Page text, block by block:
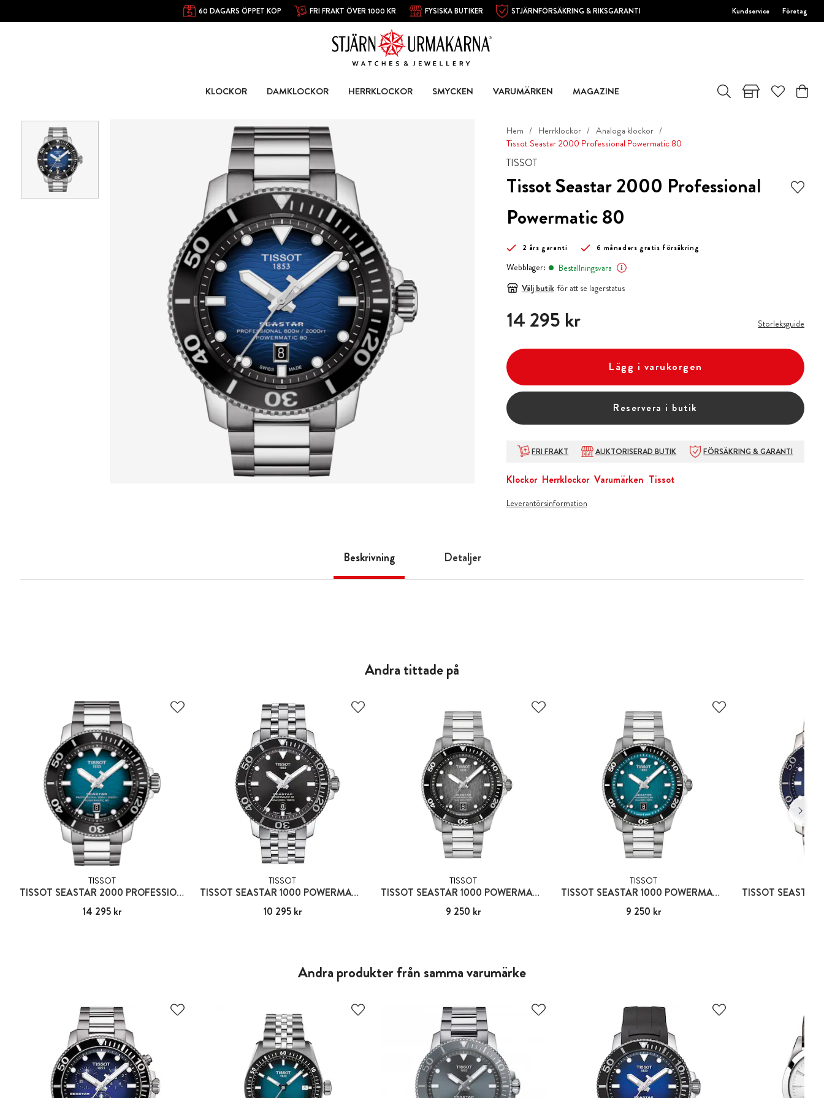
60 DAGARS ÖPPET KÖP FRI FRAKT ÖVER 1000 KR FYSISKA BUTIKER STJÄRNFÖRSÄKRING & RIKSGARANTI Kundservice Företag
KLOCKOR DAMKLOCKOR HERRKLOCKOR SMYCKEN VARUMÄRKEN MAGAZINE
Hem Herrklockor
Analoga klockor
Tissot Seastar 2000 Professional Powermatic 80
TISSOT
Tissot Seastar 2000 Professional
Powermatic 80
2 års garanti 6 månaders gratis försäkring
Webblager:
Beställningsvara
Välj butik för att se lagerstatus
Pris: 14 295 kr
14 295 kr Storleksguide
Lägg i varukorgen
Reservera i butik
FRI FRAKT AUKTORISERAD BUTIK FÖRSÄKRING & GARANTI
Klockor Herrklockor Varumärken Tissot
Leverantörsinformation
Beskrivning Detaljer
Andra tittade på
TISSOT
TISSOT SEASTAR 2000 PROFESSIONAL POWERMATIC 80
Pris: 14 295 kr
14 295 kr
TISSOT
TISSOT SEASTAR 1000 POWERMATIC 80
Pris: 10 295 kr
10 295 kr
TISSOT
TISSOT SEASTAR 1000 POWERMATIC 80
Pris :9 250 kr
9 250 kr
TISSOT
TISSOT SEASTAR 1000 POWERMATIC 80
Pris :9 250 kr
9 250 kr
Andra produkter från samma varumärke